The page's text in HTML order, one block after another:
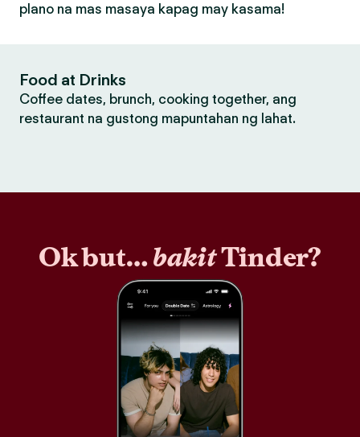
plano na mas masaya kapag may kasama!
Food at Drinks
Coffee dates, brunch, cooking together, ang
restaurant na gustong mapuntahan ng lahat.
Ok but…bakitTinder?